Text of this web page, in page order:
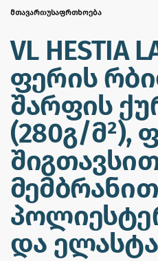
ᲛᲗᲐᲕᲐᲠᲘ›ᲣᲡᲐᲤᲠᲗᲮᲝᲔᲑᲐ
VL HESTIA
ფერის
შარფის
(280გ/მ²),
და